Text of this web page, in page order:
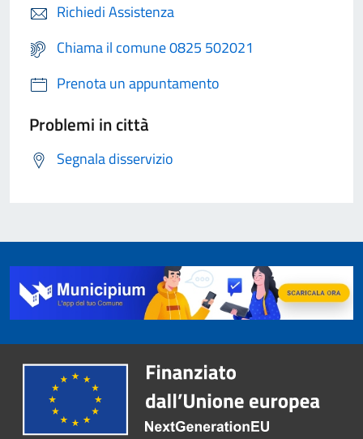
Richiedi Assistenza
Chiama il comune 0825 502021
Prenota un appuntamento
Problemi in città
Segnala disservizio